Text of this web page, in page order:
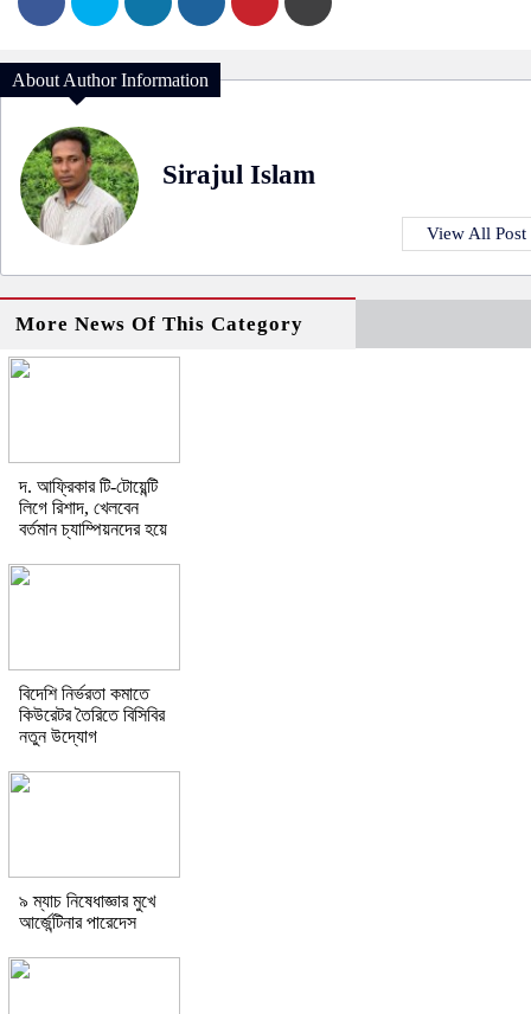
About Author Information
Sirajul Islam
View All Post
More News Of This Category
দ. আফ্রিকার টি-টোয়েন্টি
লিগে রিশাদ, খেলবেন
বর্তমান চ্যাম্পিয়নদের হয়ে
বিদেশি নির্ভরতা কমাতে
কিউরেটর তৈরিতে বিসিবির
নতুন উদ্যোগ
৯ ম্যাচ নিষেধাজ্ঞার মুখে
আর্জেন্টিনার পারেদেস